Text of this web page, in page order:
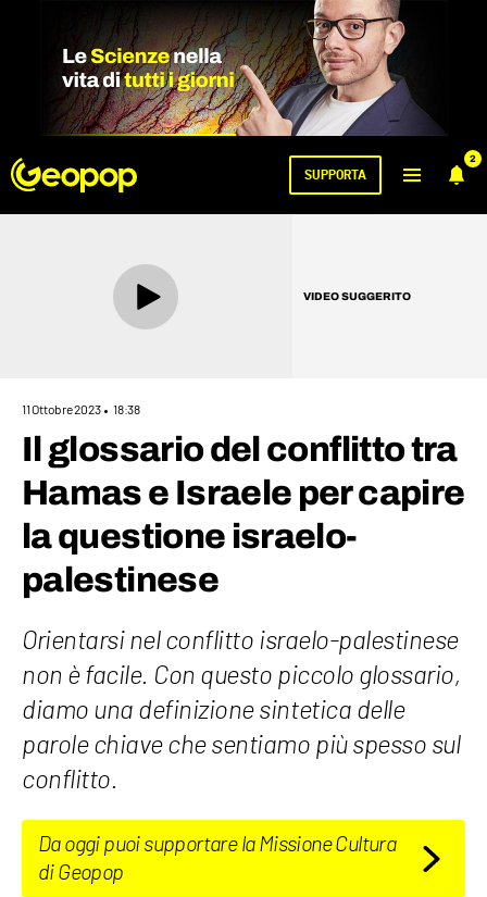
2
SUPPORTA
VIDEO SUGGERITO
11 Ottobre 2023 18:38
Il glossario del conflitto tra
Hamas e Israele per capire
la questione israelo-
palestinese
Orientarsi nel conflitto israelo-palestinese
non è facile. Con questo piccolo glossario,
diamo una definizione sintetica delle
parole chiave che sentiamo più spesso sul
conflitto.
Da oggi puoi supportare la Missione Cultura
di Geopop